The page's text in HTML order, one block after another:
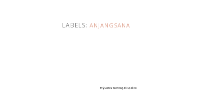
LABELS: ANJANGSANA